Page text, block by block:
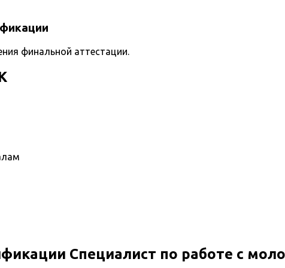
финальной аттестации.
Специалист по работе с